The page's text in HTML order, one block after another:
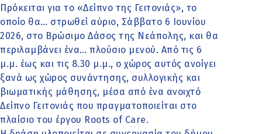
Πρόκειται για το «Δείπνο της Γειτονιάς», το
οποίο θα… στρωθεί αύριο, Σάββατο 6 Ιουνίου
2026, στο Βρώσιμο Δάσος της Νεάπολης, και θα
περιλαμβάνει ένα… πλούσιο μενού. Από τις 6
μ.μ. έως και τις 8.30 μ.μ., ο χώρος αυτός ανοίγει
ξανά ως χώρος συνάντησης, συλλογικής και
βιωματικής μάθησης, μέσα από ένα ανοιχτό
Δείπνο Γειτονιάς που πραγματοποιείται στο
πλαίσιο του έργου Roots of Care.